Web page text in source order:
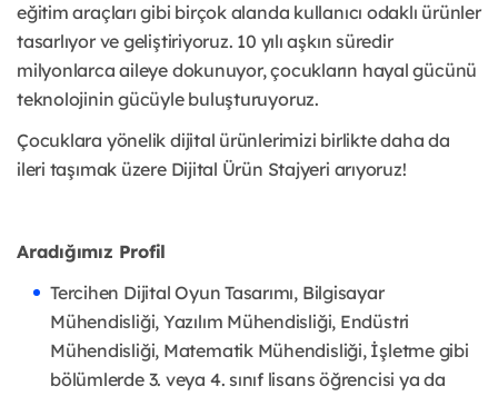
eğitim araçları gibi birçok alanda kullanıcı odaklı ürünler
tasarlıyor ve geliştiriyoruz. 10 yılı aşkın süredir
milyonlarca aileye dokunuyor, çocukların hayal gücünü
teknolojinin gücüyle buluşturuyoruz.
Çocuklara yönelik dijital ürünlerimizi birlikte daha da
ileri taşımak üzere Dijital Ürün Stajyeri arıyoruz!
Aradığımız Profil
Tercihen Dijital Oyun Tasarımı, Bilgisayar
Mühendisliği, Yazılım Mühendisliği, Endüstri
Mühendisliği, Matematik Mühendisliği, İşletme gibi
bölümlerde 3. veya 4. sınıf lisans öğrencisi ya da